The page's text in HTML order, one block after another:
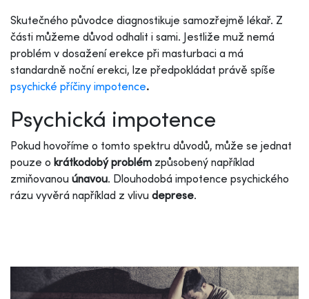
Skutečného původce diagnostikuje samozřejmě lékař. Z
části můžeme důvod odhalit i sami. Jestliže muž nemá
problém v dosažení erekce při masturbaci a má
standardně noční erekci, lze předpokládat právě spíše
psychické příčiny impotence.
Psychická impotence
Pokud hovoříme o tomto spektru důvodů, může se jednat
pouze o krátkodobý problém způsobený například
zmiňovanou únavou. Dlouhodobá impotence psychického
rázu vyvěrá například z vlivu deprese.